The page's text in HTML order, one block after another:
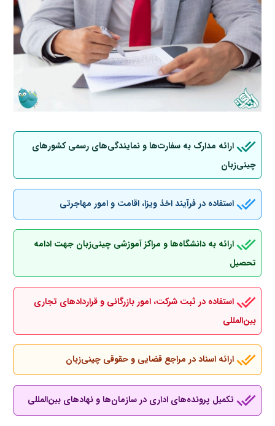
ارائه مدارک به سفارت‌ها و نمایندگی‌های رسمی کشورهای
چینی‌زبان
استفاده در فرآیند اخذ ویزا، اقامت و امور مهاجرتی
ارائه به دانشگاه‌ها و مراکز آموزشی چینی‌زبان جهت ادامه
تحصیل
استفاده در ثبت شرکت، امور بازرگانی و قراردادهای تجاری
بین‌المللی
ارائه اسناد در مراجع قضایی و حقوقی چینی‌زبان
تکمیل پرونده‌های اداری در سازمان‌ها و نهادهای بین‌المللی